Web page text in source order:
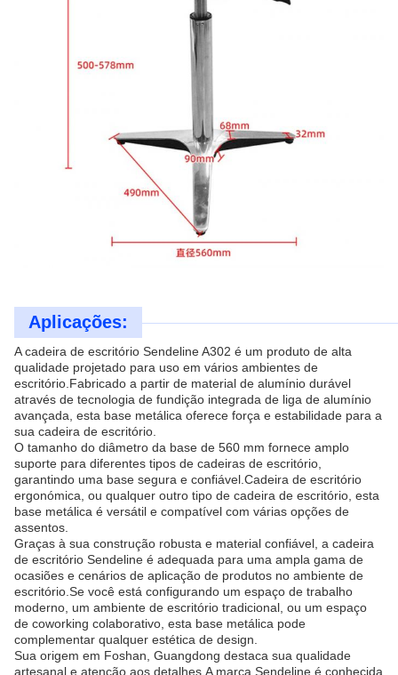
Aplicações:
A cadeira de escritório Sendeline A302 é um produto de alta
qualidade projetado para uso em vários ambientes de
escritório.Fabricado a partir de material de alumínio durável
através de tecnologia de fundição integrada de liga de alumínio
avançada, esta base metálica oferece força e estabilidade para a
sua cadeira de escritório.
O tamanho do diâmetro da base de 560 mm fornece amplo
suporte para diferentes tipos de cadeiras de escritório,
garantindo uma base segura e confiável.Cadeira de escritório
ergonómica, ou qualquer outro tipo de cadeira de escritório, esta
base metálica é versátil e compatível com várias opções de
assentos.
Graças à sua construção robusta e material confiável, a cadeira
de escritório Sendeline é adequada para uma ampla gama de
ocasiões e cenários de aplicação de produtos no ambiente de
escritório.Se você está configurando um espaço de trabalho
moderno, um ambiente de escritório tradicional, ou um espaço
de coworking colaborativo, esta base metálica pode
complementar qualquer estética de design.
Sua origem em Foshan, Guangdong destaca sua qualidade
artesanal e atenção aos detalhes.A marca Sendeline é conhecida